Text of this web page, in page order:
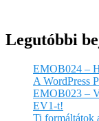
Legutóbbi
EMOB024 –
A WordPress
EMOB023 –
EV1-t!
Ti formáltátok